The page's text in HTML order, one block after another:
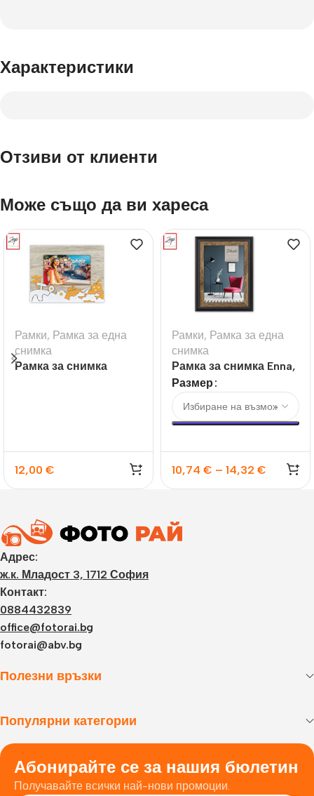
Характеристики
Отзиви от клиенти
Може също да ви хареса
Рамки, Рамка за една
снимка
Рамка за снимка
12,00 €
Рамки, Рамка за една
снимка
Рамка за снимка Enna,
черна
Размер
10,74 € – 14,32 €
Адрес:
ж.к. Младост 3, 1712 София
Контакт:
0884432839
office@fotorai.bg
fotorai@abv.bg
Полезни връзки
Популярни категории
Абонирайте се за нашия бюлетин
Получавайте всички най-нови промоции.